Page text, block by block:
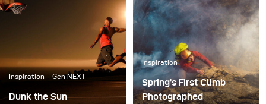
Inspiration Gen NEXT
Dunk the Sun
Inspiration
Spring’s First Climb
Photographed